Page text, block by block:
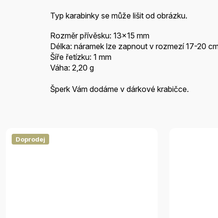
Typ karabinky se může lišit od obrázku.
Rozměr přívěsku: 13x15 mm
Délka: náramek lze zapnout v rozmezí 17-20
Šíře řetízku: 1 mm
Váha: 2,20 g
Šperk Vám dodáme v dárkové krabičce.
Doprodej